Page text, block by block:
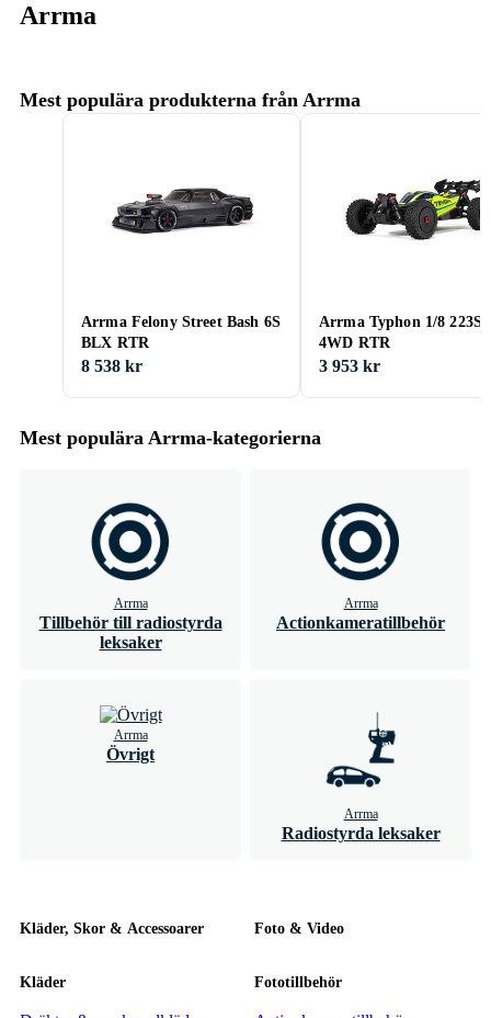
Arrma
Mest populära produkterna från Arrma
Arrma Felony Street Bash 6S
BLX RTR
8 538 kr
Arrma Typhon 1/8 223S
4WD RTR
3 953 kr
Mest populära Arrma-kategorierna
Arrma
Tillbehör till radiostyrda
leksaker
Arrma
Actionkameratillbehör
Arrma
Övrigt
Arrma
Radiostyrda leksaker
Kläder, Skor & Accessoarer
Kläder
Foto & Video
Fototillbehör